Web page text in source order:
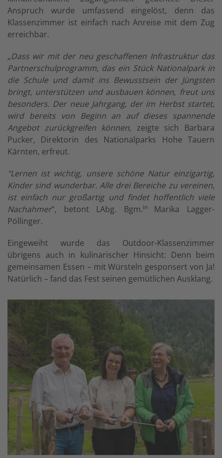
Anspruch wurde umfassend eingelöst, denn das
Klassenzimmer ist einfach nach Anreise mit dem Zug
erreichbar.
„Dass wir mit der neu geschaffenen Infrastruktur das
Partnerschulprogramm, das ein Stück Nationalpark in
die Schule und damit ins Bewusstsein der Jüngsten
bringt, unterstützen und ausbauen können, freut uns
besonders. Der neue Jahrgang, der im Herbst startet,
wird bereits von Beginn an auf dieses spannende
Angebot zurückgreifen können, zeigte sich Barbara
Pucker, Direktorin des Nationalparks Hohe Tauern
Kärnten, erfreut.
"Lernen ist wichtig, unsere schöne Natur einzigartig,
Kinder sind wunderbar. Alle drei Bereiche zu vereinen,
ist einfach nur großartig und findet hoffentlich viele
Nachahmer“, betont LAbg. Bgm.in Marika Lagger-
Pöllinger.
Eingeweiht wurde das Outdoor-Klassenzimmer
übrigens auch in kulinarischer Hinsicht: Denn beim
gemeinsamen Essen – mit Würsteln gesponsert von Ja!
Natürlich – fand das Fest seinen gemütlichen Ausklang.